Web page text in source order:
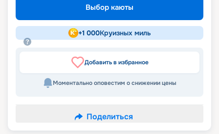
Выбор каюты
+1 000Круизных миль
Добавить в избранное
Моментально оповестим о снижении цены
Поделиться